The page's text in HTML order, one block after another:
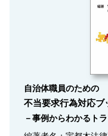
自治体職員のための
不当要求行為対応ブ
－事例からわかるト